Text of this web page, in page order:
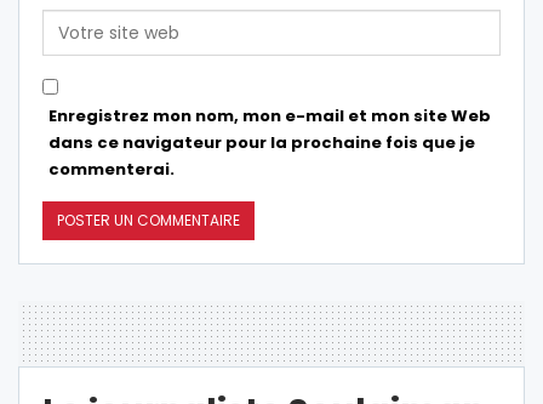
Enregistrez mon nom, mon e-mail et mon site Web
dans ce navigateur pour la prochaine fois que je
commenterai.